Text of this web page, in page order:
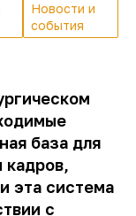
Новости и
события
база для
кадров,
эта система
с